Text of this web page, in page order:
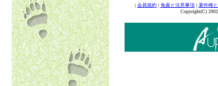
| 会員規約| 免責と注意事項| 著作権
Copyright(C)